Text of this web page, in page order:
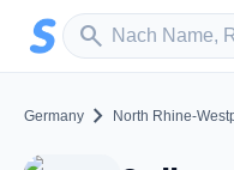
Zum Hauptinhalt springen
search
Sender suchen
Germany chevron_right North Rhine-